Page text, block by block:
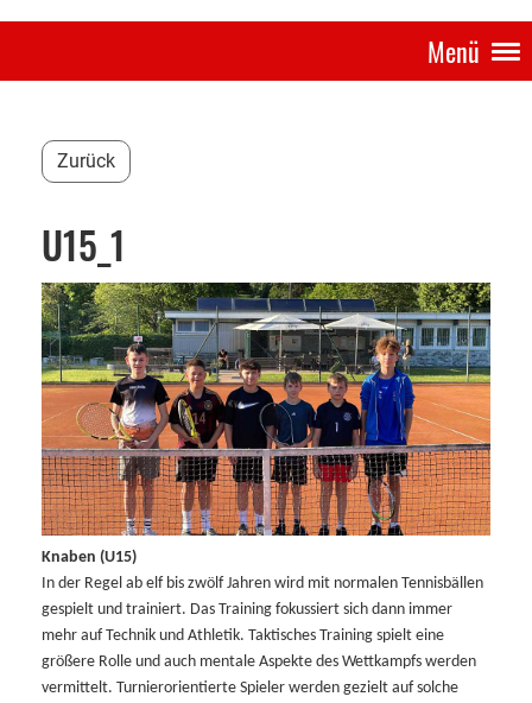
Menü
Zurück
U15_1
Knaben (U15)
In der Regel ab elf bis zwölf Jahren wird mit normalen Tennisbällen
gespielt und trainiert. Das Training fokussiert sich dann immer
mehr auf Technik und Athletik. Taktisches Training spielt eine
größere Rolle und auch mentale Aspekte des Wettkampfs werden
vermittelt. Turnierorientierte Spieler werden gezielt auf solche